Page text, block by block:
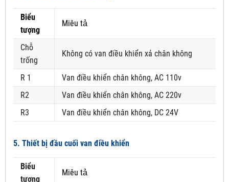
Biểu
tượng
Miêu tả
Chỗ
trống
Không có van điều khiển xả chân không
R 1
Van điều khiển chân không, AC 110v
R2
Van điều khiển chân không, AC 220v
R3
Van điều khiển chân không, DC 24V
5. Thiết bị đầu cuối van điều khiển
Biểu
tượng
Miêu tả